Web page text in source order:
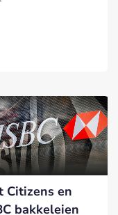
Citizens en
bakkeleien